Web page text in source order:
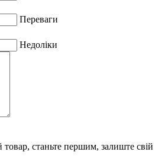
Переваги
Недоліки
товар, станьте першим, залиште свій